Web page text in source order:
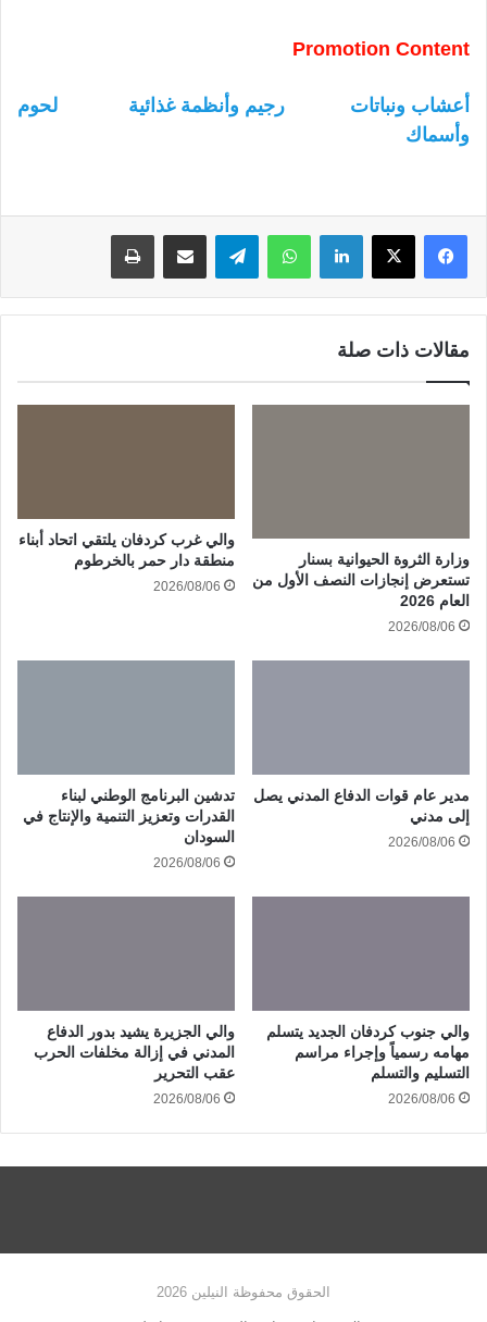
Promotion Content
أعشاب ونباتات رجيم وأنظمة غذائية
لحوم
وأسماك
لينكدإن واتساب
مقالات ذات صلة
وزارة الثروة الحيوانية بسنار
تستعرض إنجازات النصف الأول من
العام 2026
2026/08/06
والي غرب كردفان يلتقي اتحاد أبناء
منطقة دار حمر بالخرطوم
2026/08/06
مدير عام قوات الدفاع المدني يصل
إلى مدني
2026/08/06
تدشين البرنامج الوطني لبناء
القدرات وتعزيز التنمية والإنتاج في
السودان
2026/08/06
والي جنوب كردفان الجديد يتسلم
مهامه رسمياً وإجراء مراسم
التسليم والتسلم
2026/08/06
والي الجزيرة يشيد بدور الدفاع
المدني في إزالة مخلفات الحرب
عقب التحرير
2026/08/06
الحقوق محفوظة النيلين 2026